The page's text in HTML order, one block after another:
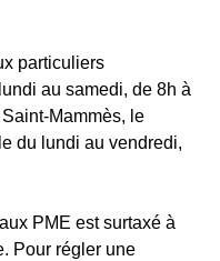
particuliers
au samedi, de 8h à
Mammès, le
du lundi au vendredi,
PME est surtaxé à
Pour régler une